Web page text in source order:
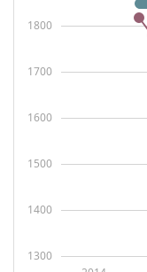
1300
1400
1500
1600
1700
1800